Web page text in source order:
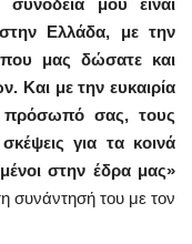
μου είναι
Ελλάδα, με την
μας δώσατε και
Και με την ευκαιρία
πρόσωπό σας, τους
για τα κοινά
στην έδρα μας»
συνάντησή του με τον